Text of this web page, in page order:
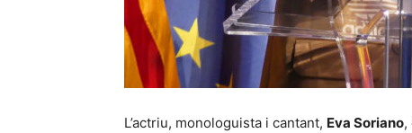
L’actriu, monologuista i cantant, Eva Soriano,